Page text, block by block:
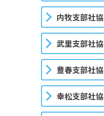
内牧支部社協
武里支部社協
豊春支部社協
幸松支部社協